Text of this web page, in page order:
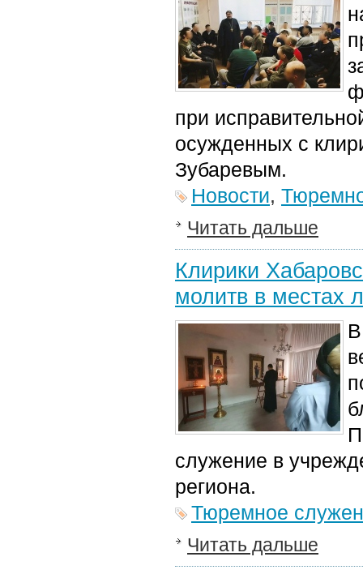
при
осужденных с
Зубаревым.
Новости,
Читать дальше
Клирики
молитв в местах
служение в
региона.
Тюремное
Читать дальше